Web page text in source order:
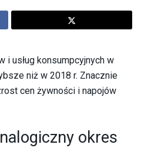
i usług konsumpcyjnych w
niż w 2018 r. Znacznie
cen żywności i napojów
okres